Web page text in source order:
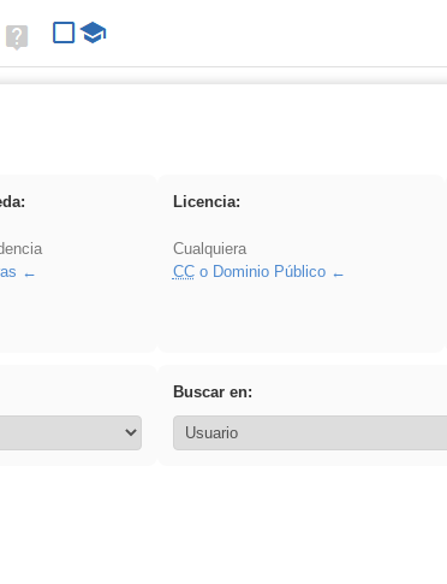
avanzada
Ayuda
(en
Licencia:
Cualquiera
CCo Dominio Público
Buscar en: